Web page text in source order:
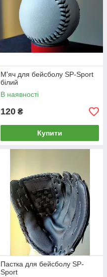
М'яч для бейсболу SP-Sport
білий
В наявності
120 ₴
Купити
Пастка для бейсболу SP-
Sport